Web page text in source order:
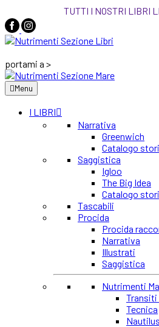
TUTTI I NOSTRI LIBRI
portami a >
Menu
I LIBRI
Narrativa
Greenwich
Catalogo
Saggistica
Igloo
The Big Idea
Catalogo
Tascabili
Procida
Procida
Narrativa
Illustrati
Saggistica
Nutrimenti
Transiti
Tecnica
Nautilus